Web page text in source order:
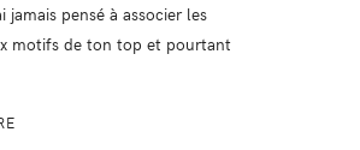
jamais pensé à associer les
motifs de ton top et pourtant